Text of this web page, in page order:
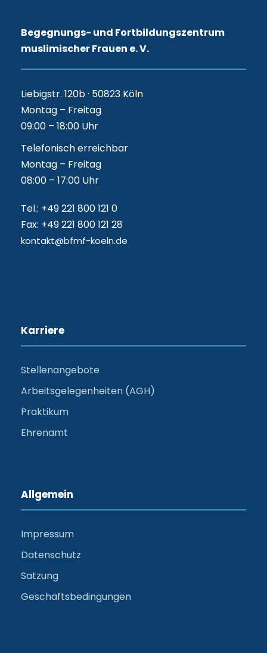
Begegnungs- und Fortbildungszentrum
muslimischer Frauen e. V.
Liebigstr. 120b · 50823 Köln
Montag – Freitag
09:00 – 18:00 Uhr
Telefonisch erreichbar
Montag – Freitag
08:00 – 17:00 Uhr
Tel.: +49 221 800 121 0
Fax: +49 221 800 121 28
kontakt@bfmf-koeln.de
Karriere
Stellenangebote
Arbeitsgelegenheiten (AGH)
Praktikum
Ehrenamt
Allgemein
Impressum
Datenschutz
Satzung
Geschäftsbedingungen